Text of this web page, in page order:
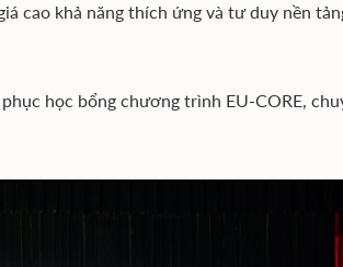
cao khả năng thích ứng và tư duy nền
học bổng chương trình EU-CORE,